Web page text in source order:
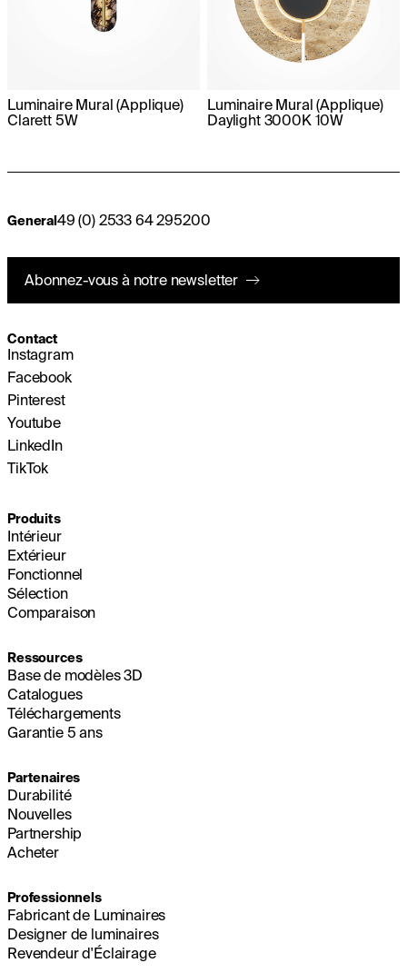
Luminaire Mural (Applique)
Clarett 5W
Luminaire Mural (Applique)
Daylight 3000K 10W
General 49 (0) 2533 64 295200
Abonnez-vous à notre newsletter
Contact
Instagram
Facebook
Pinterest
Youtube
LinkedIn
TikTok
Produits
Intérieur
Extérieur
Fonctionnel
Sélection
Comparaison
Ressources
Base de modèles 3D
Catalogues
Téléchargements
Garantie 5 ans
Partenaires
Durabilité
Nouvelles
Partnership
Acheter
Professionnels
Fabricant de Luminaires
Designer de luminaires
Revendeur d'Éclairage